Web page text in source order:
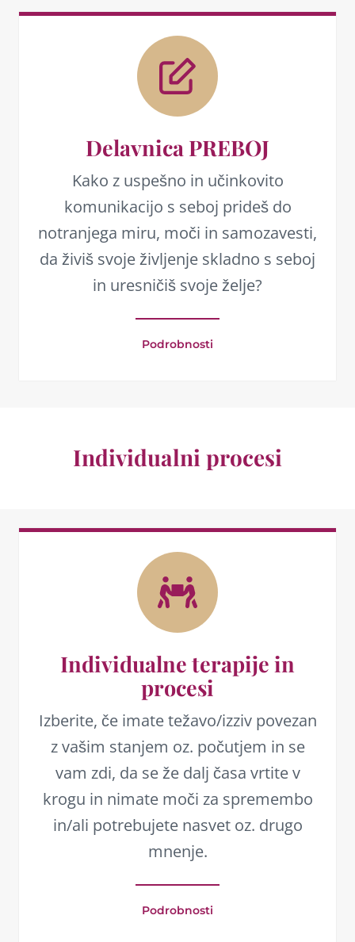
Delavnica PREBOJ
Kako z uspešno in učinkovito
komunikacijo s seboj prideš do
notranjega miru, moči in samozavesti,
da živiš svoje življenje skladno s seboj
in uresničiš svoje želje?
Podrobnosti
Individualni procesi
Individualne terapije in
procesi
Izberite, če imate težavo/izziv povezan
z vašim stanjem oz. počutjem in se
vam zdi, da se že dalj časa vrtite v
krogu in nimate moči za spremembo
in/ali potrebujete nasvet oz. drugo
mnenje.
Podrobnosti